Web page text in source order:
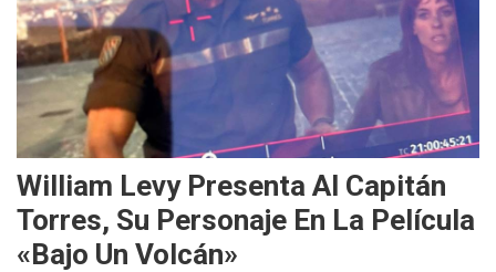
William Levy Presenta Al Capitán
Torres, Su Personaje En La Película
«Bajo Un Volcán»